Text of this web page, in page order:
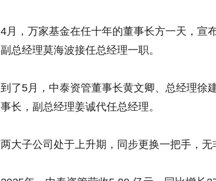
4月，万家基金在任十年的董事长方一天，宣
副总经理莫海波接任总经理一职。
到了5月，中泰资管董事长黄文卿、总经理徐
事长，副总经理姜诚代任总经理。
两大子公司处于上升期，同步更换一把手，无